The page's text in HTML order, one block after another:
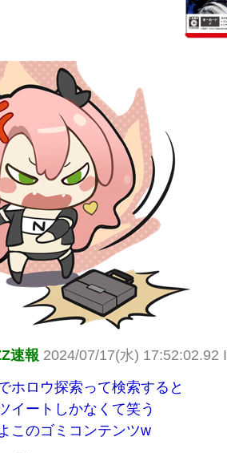
速報 2024/07/17(水) 17:52:02.92
ホロウ探索って検索すると
イートしかなくて笑う
このゴミコンテンツw